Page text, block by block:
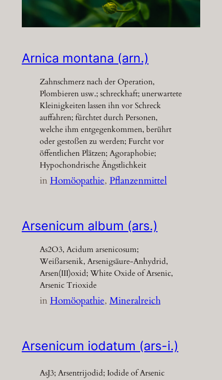
Arnica montana (arn.)
Zahnschmerz nach der Operation,
Plombieren usw.; schreckhaft; unerwartete
Kleinigkeiten lassen ihn vor Schreck
auffahren; fürchtet durch Personen,
welche ihm entgegenkommen, berührt
oder gestoßen zu werden; Furcht vor
öffentlichen Plätzen; Agoraphobie;
Hypochondrische Ängstlichkeit
inHomöopathie, Pflanzenmittel
Arsenicum album (ars.)
As2O3, Acidum arsenicosum;
Weißarsenik, Arsenigsäure-Anhydrid,
Arsen(III)oxid; White Oxide of Arsenic,
Arsenic Trioxide
inHomöopathie, Mineralreich
Arsenicum iodatum (ars-i.)
AsJ3; Arsentrijodid; Iodide of Arsenic